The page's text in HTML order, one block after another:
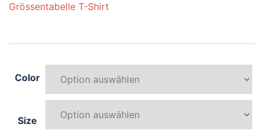
Grössentabelle T-Shirt
Color
Size